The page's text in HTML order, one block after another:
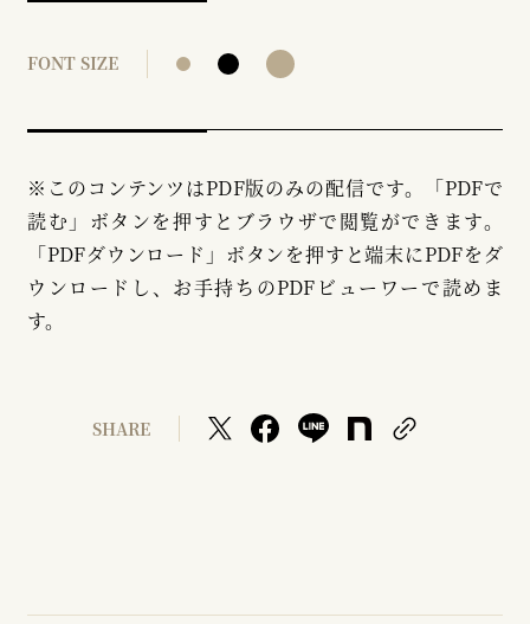
FONT SIZE
※このコンテンツはPDF版のみの配信です。「PDFで
読む」ボタンを押すとブラウザで閲覧ができます。
「PDFダウンロード」ボタンを押すと端末にPDFをダ
ウンロードし、お手持ちのPDFビューワーで読めま
す。
SHARE